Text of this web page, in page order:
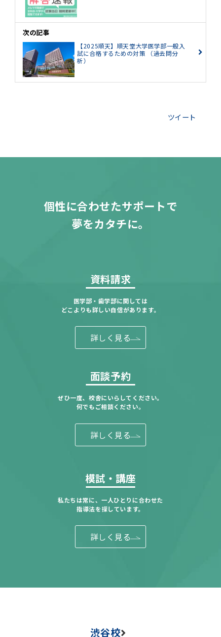
次の記事
【2025順天】順天堂大学医学部一般入
試に合格するための対策 （過去問分
析）
ツイート
個性に合わせたサポートで
夢をカタチに。
資料請求
医学部・歯学部に関しては
どこよりも詳しい自信があります。
詳しく見る
面談予約
ぜひ一度、校舎にいらしてください。
何でもご相談ください。
詳しく見る
模試・講座
私たちは常に、一人ひとりに合わせた
指導法を探しています。
詳しく見る
渋谷校